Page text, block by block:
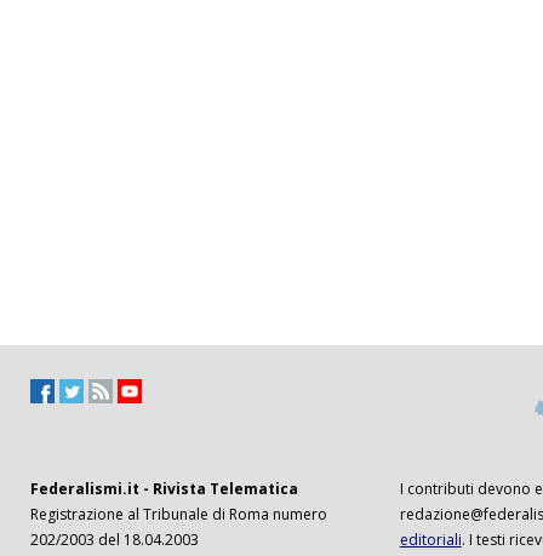
Federalismi.it - Rivista Telematica
Registrazione al Tribunale di Roma numero
202/2003 del 18.04.2003
I contributi devono
editoriali. I testi